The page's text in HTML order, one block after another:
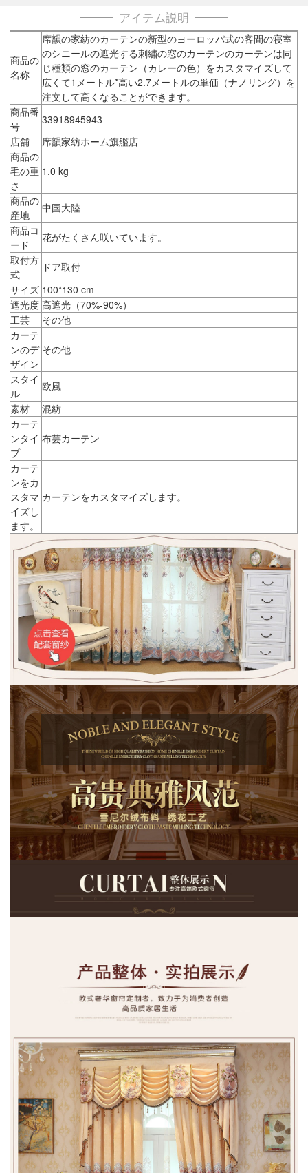
アイテム説明
商品の
名称
席韻の家紡のカーテンの新型のヨーロッパ式の客間の寝室
のシニールの遮光する刺繍の窓のカーテンのカーテンは同
じ種類の窓のカーテン（カレーの色）をカスタマイズして
広くて1メートル*高い2.7メートルの単価（ナノリング）を
注文して高くなることができます。
商品番
号
33918945943
店舗
席韻家紡ホーム旗艦店
商品の
毛の重
さ
1.0 kg
商品の
産地
中国大陸
商品コ
ード
花がたくさん咲いています。
取付方
式
ドア取付
サイズ 100*130 cm
遮光度 高遮光（70%-90%）
工芸
その他
カーテ
ンのデ
ザイン
その他
スタイ
ル
欧風
素材
混紡
カーテ
ンタイ
プ
布芸カーテン
カーテ
ンをカ
スタマ
イズし
ます。
カーテンをカスタマイズします。